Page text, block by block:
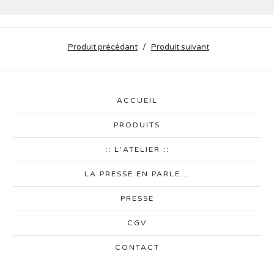
Produit précédant Produit suivant
ACCUEIL
PRODUITS
:: L'ATELIER ::
LA PRESSE EN PARLE...
PRESSE
CGV
CONTACT